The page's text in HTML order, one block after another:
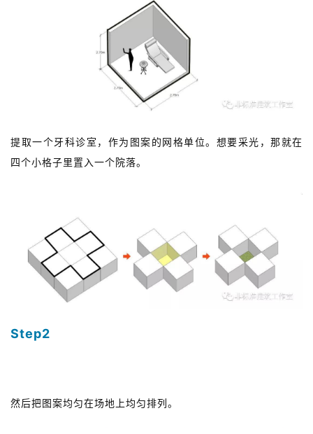
提取一个牙科诊室，作为图案的网格单位。想要采光，那就在
四个小格子里置入一个院落。
Step2
然后把图案均匀在场地上均匀排列。